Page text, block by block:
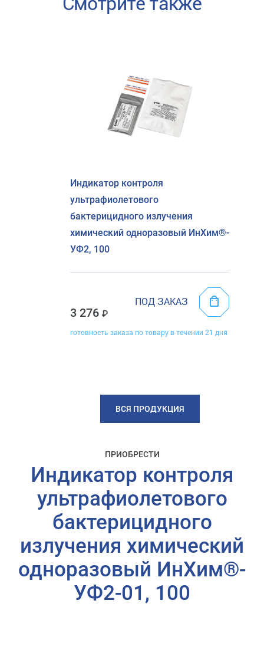
Индикатор контроля
ультрафиолетового
бактерицидного излучения
химический одноразовый ИнХим®-
УФ2, 100
3 276
ПОД ЗАКАЗ
готовность заказа по товару в течении 21 дня
ВСЯ ПРОДУКЦИЯ
ПРИОБРЕСТИ
Индикатор контроля
ультрафиолетового
бактерицидного
излучения химический
одноразовый ИнХим®-
УФ2-01, 100